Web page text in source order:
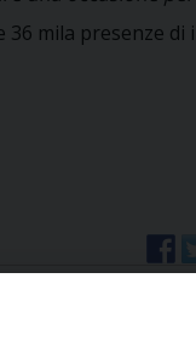
36 mila presenze